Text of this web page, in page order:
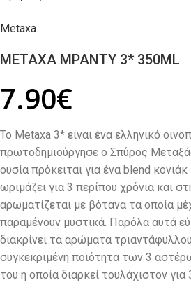
Metaxa
METAXA ΜΡΑΝΤΥ 3* 350ML
7.90€
Το Metaxa 3* είναι ένα ελληνικό
πρωτοδημιούργησε ο Σπύρος
ουσία πρόκειται για ένα blend
ωριμάζει για 3 περίπου χρόνια και
αρωματίζεται με βότανα τα οποία
παραμένουν μυστικά. Παρόλα αυτά
διακρίνει τα αρώματα
συγκεκριμένη ποιότητα των 3
του η οποία διαρκεί τουλάχιστον για